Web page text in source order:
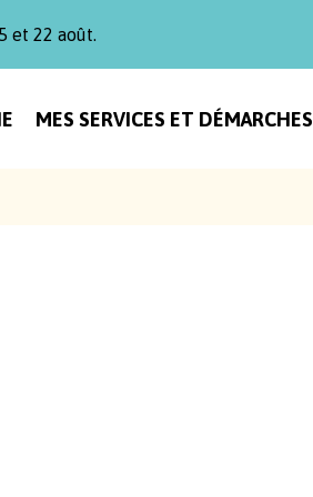
et 22 août.
MES SERVICES ET DÉMARCHES